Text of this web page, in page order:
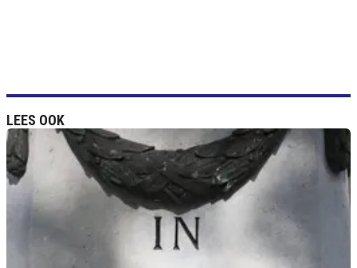
LEES OOK